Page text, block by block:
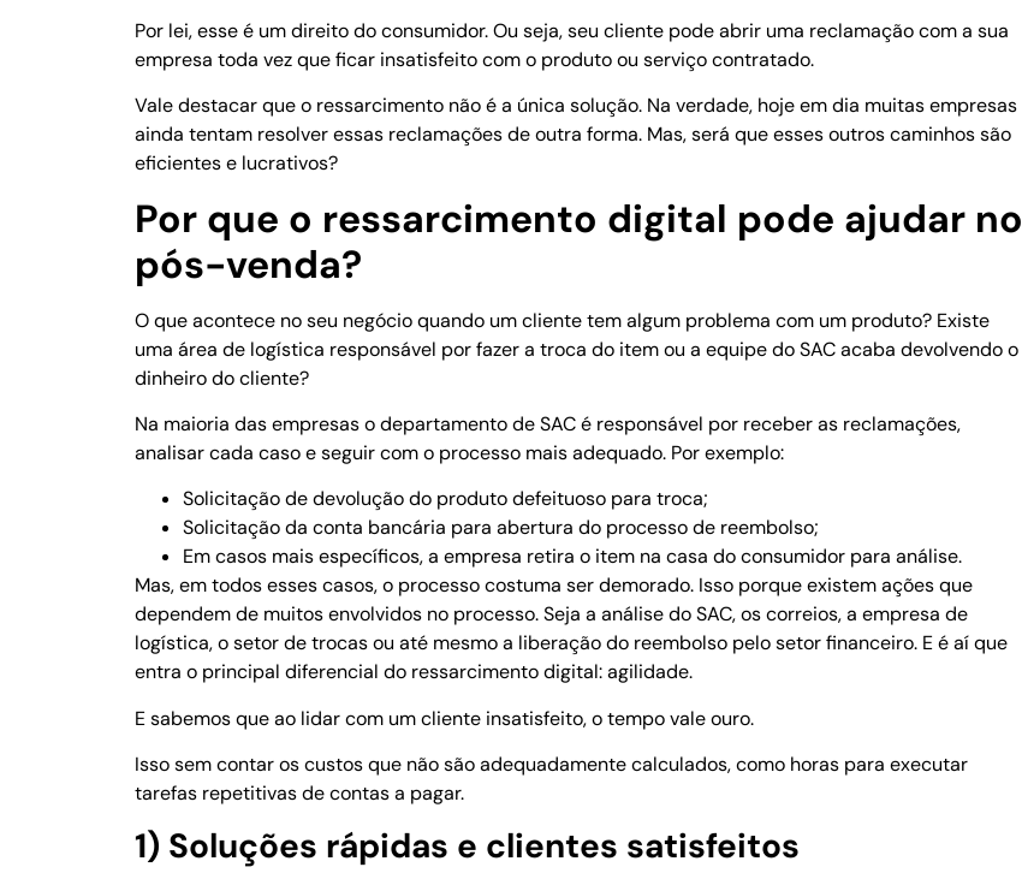
Por lei, esse é um direito do consumidor. Ou seja, seu cliente pode abrir uma reclamação com a sua
empresa toda vez que ficar insatisfeito com o produto ou serviço contratado.
Vale destacar que o ressarcimento não é a única solução. Na verdade, hoje em dia muitas empresas
ainda tentam resolver essas reclamações de outra forma. Mas, será que esses outros caminhos são
eficientes e lucrativos?
Por que o ressarcimento digital pode ajudar no
pós-venda?
O que acontece no seu negócio quando um cliente tem algum problema com um produto? Existe
uma área de logística responsável por fazer a troca do item ou a equipe do SAC acaba devolvendo o
dinheiro do cliente?
Na maioria das empresas o departamento de SAC é responsável por receber as reclamações,
analisar cada caso e seguir com o processo mais adequado. Por exemplo:
Solicitação de devolução do produto defeituoso para troca;
Solicitação da conta bancária para abertura do processo de reembolso;
Em casos mais específicos, a empresa retira o item na casa do consumidor para análise.
Mas, em todos esses casos, o processo costuma ser demorado. Isso porque existem ações que
dependem de muitos envolvidos no processo. Seja a análise do SAC, os correios, a empresa de
logística, o setor de trocas ou até mesmo a liberação do reembolso pelo setor financeiro. E é aí que
entra o principal diferencial do ressarcimento digital: agilidade.
E sabemos que ao lidar com um cliente insatisfeito, o tempo vale ouro.
Isso sem contar os custos que não são adequadamente calculados, como horas para executar
tarefas repetitivas de contas a pagar.
1) Soluções rápidas e clientes satisfeitos